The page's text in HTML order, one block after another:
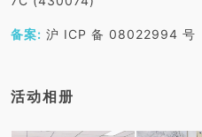
备案: 沪 ICP 备 08022994 号
活动相册